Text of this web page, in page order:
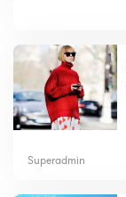
Superadmin